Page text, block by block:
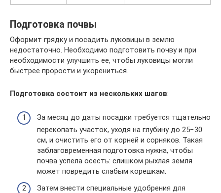
Подготовка почвы
Оформит грядку и посадить луковицы в землю
недостаточно. Необходимо подготовить почву и при
необходимости улучшить ее, чтобы луковицы могли
быстрее прорости и укорениться.
Подготовка состоит из нескольких шагов:
За месяц до даты посадки требуется тщательно
перекопать участок, уходя на глубину до 25−30
см, и очистить его от корней и сорняков. Такая
заблаговременная подготовка нужна, чтобы
почва успела осесть: слишком рыхлая земля
может повредить слабым корешкам.
Затем внести специальные удобрения для